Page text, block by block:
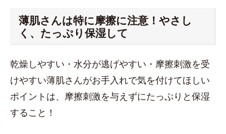
薄肌さんは特に摩擦に注意！やさし
く、たっぷり保湿して
乾燥しやすい・水分が逃げやすい・摩擦刺激を受
けやすい薄肌さんがお手入れで気を付けてほしい
ポイントは、摩擦刺激を与えずにたっぷりと保湿
すること！